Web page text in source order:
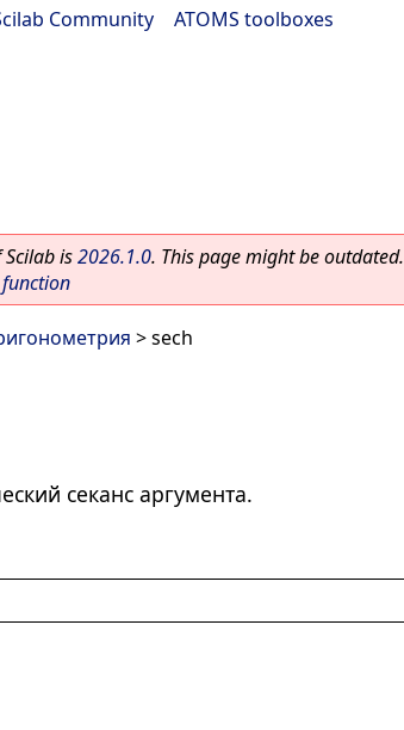
Community ATOMS toolboxes
is2026.1.0. This page might be outdated.
> sech
секанс аргумента.